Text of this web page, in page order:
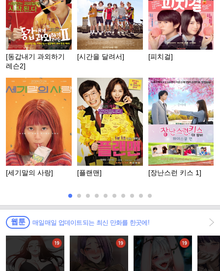
[동갑내기 과외하기
레슨2]
[시간을 달려서] [피치걸]
[세기말의 사랑] [플랜맨] [장난스런 키스 1]
웹툰 매일매일 업데이트되는 최신 만화를 한곳에!